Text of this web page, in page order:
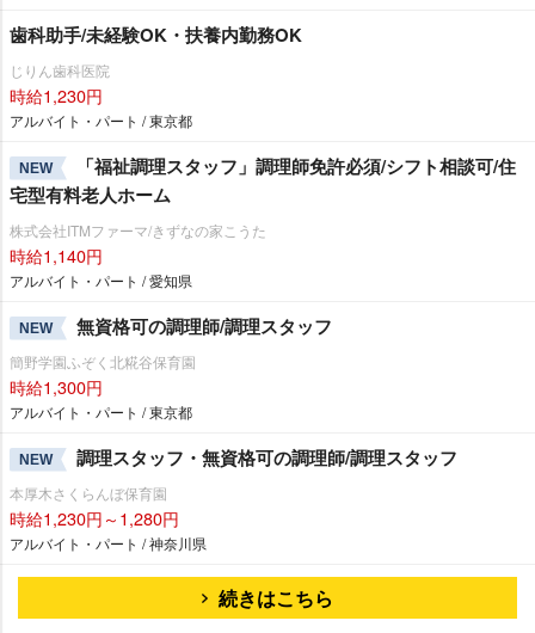
歯科助手/未経験OK・扶養内勤務OK
じりん歯科医院
時給1,230円
アルバイト・パート / 東京都
NEW
「福祉調理スタッフ」調理師免許必須/シフト相談可/住
宅型有料老人ホーム
株式会社ITMファーマ/きずなの家こうた
時給1,140円
アルバイト・パート / 愛知県
NEW 無資格可の調理師/調理スタッフ
簡野学園ふぞく北糀谷保育園
時給1,300円
アルバイト・パート / 東京都
NEW 調理スタッフ・無資格可の調理師/調理スタッフ
本厚木さくらんぼ保育園
時給1,230円～1,280円
アルバイト・パート / 神奈川県
続きはこちら